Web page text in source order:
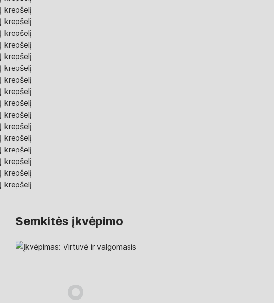
Į krepšelį
Į krepšelį
Į krepšelį
Į krepšelį
Į krepšelį
Į krepšelį
Į krepšelį
Į krepšelį
Į krepšelį
Į krepšelį
Į krepšelį
Į krepšelį
Į krepšelį
Į krepšelį
Į krepšelį
Į krepšelį
Semkitės įkvėpimo